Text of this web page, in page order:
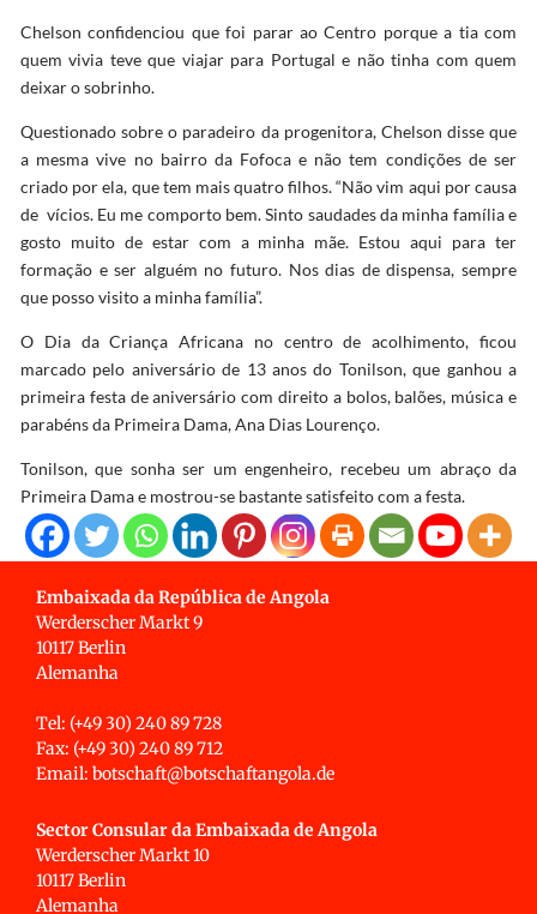
Chelson confidenciou que foi parar ao Centro porque a tia com
quem vivia teve que viajar para Portugal e não tinha com quem
deixar o sobrinho.
Questionado sobre o paradeiro da progenitora, Chelson disse que
a mesma vive no bairro da Fofoca e não tem condições de ser
criado por ela, que tem mais quatro filhos. “Não vim aqui por causa
de vícios. Eu me comporto bem. Sinto saudades da minha família e
gosto muito de estar com a minha mãe. Estou aqui para ter
formação e ser alguém no futuro. Nos dias de dispensa, sempre
que posso visito a minha família”.
O Dia da Criança Africana no centro de acolhimento, ficou
marcado pelo aniversário de 13 anos do Tonilson, que ganhou a
primeira festa de aniversário com direito a bolos, balões, música e
parabéns da Primeira Dama, Ana Dias Lourenço.
Tonilson, que sonha ser um engenheiro, recebeu um abraço da
Primeira Dama e mostrou-se bastante satisfeito com a festa.
Embaixada da República de Angola
Werderscher Markt 9
10117 Berlin
Alemanha
Tel: (+49 30) 240 89 728
Fax: (+49 30) 240 89 712
Email: botschaft@botschaftangola.de
Sector Consular da Embaixada de Angola
Werderscher Markt 10
10117 Berlin
Alemanha